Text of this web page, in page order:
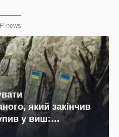
news
який закінчив
у виш: